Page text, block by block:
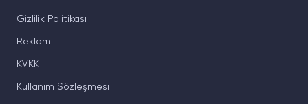
Gizlilik Politikası
Reklam
KVKK
Kullanım Sözleşmesi